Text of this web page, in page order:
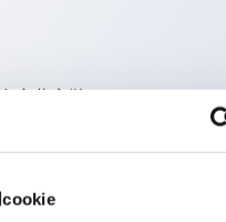
cookie
密著安裝
關採用高安全性的彈子鎖